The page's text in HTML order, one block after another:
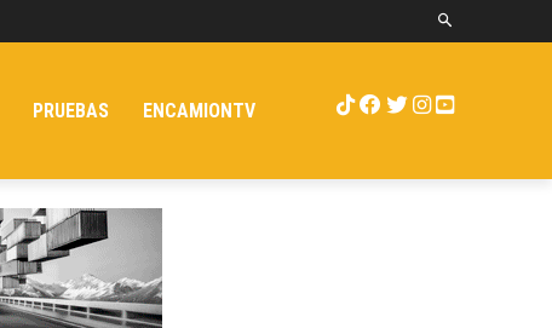
PRUEBAS ENCAMIONTV